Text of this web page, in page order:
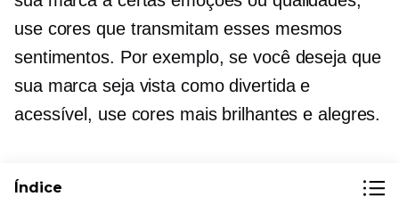
use cores que transmitam esses mesmos
sentimentos. Por exemplo, se você deseja que
sua marca seja vista como divertida e
acessível, use cores mais brilhantes e alegres.
Índice